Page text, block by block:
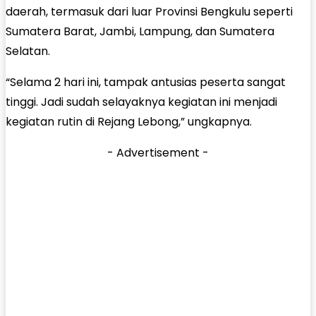
daerah, termasuk dari luar Provinsi Bengkulu seperti
Sumatera Barat, Jambi, Lampung, dan Sumatera
Selatan.
“Selama 2 hari ini, tampak antusias peserta sangat
tinggi. Jadi sudah selayaknya kegiatan ini menjadi
kegiatan rutin di Rejang Lebong,” ungkapnya.
- Advertisement -